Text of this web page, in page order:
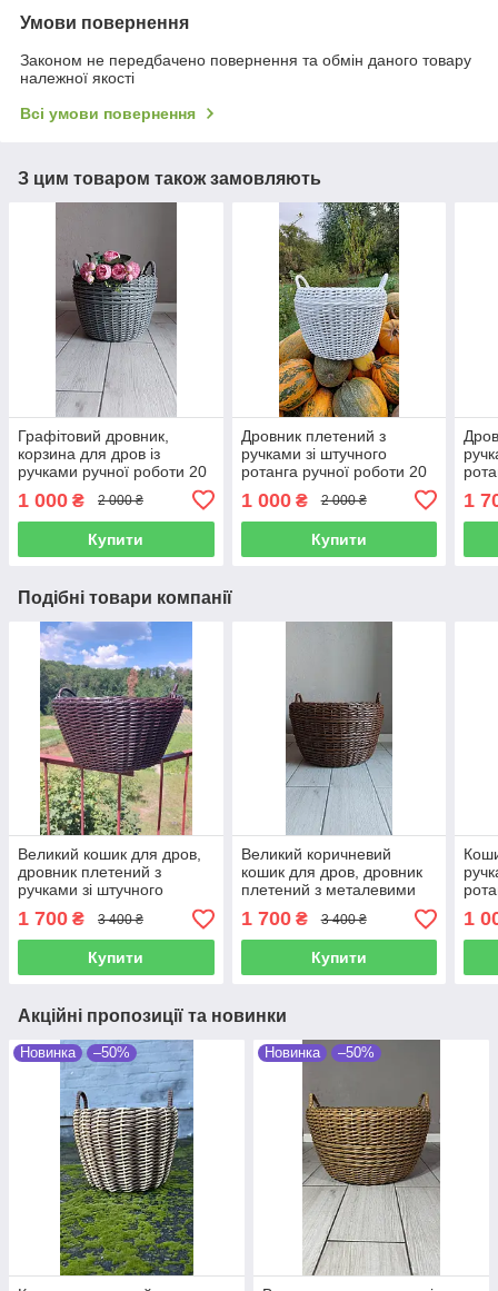
Умови повернення
Законом не передбачено повернення та обмін даного товару
належної якості
Всі умови повернення
З цим товаром також замовляють
Графітовий дровник,
корзина для дров із
ручками ручної роботи 20
1 000 ₴ 2 000 ₴
Купити
Дровник плетений з
ручками зі штучного
ротанга ручної роботи 20
1 000₴ 2 000 ₴
Купити
1
Подібні товари компанії
Великий кошик для дров,
дровник плетений з
ручками зі штучного
ротанга ручної роботи 45
л
1 700 ₴ 3 400 ₴
Купити
Великий коричневий
кошик для дров, дровник
плетений з металевими
ручками зі штучного
ротанга ручної роботи 45
л
1 700₴ 3 400 ₴
Купити
1
Акційні пропозиції та новинки
Новинка –50% Новинка –50%